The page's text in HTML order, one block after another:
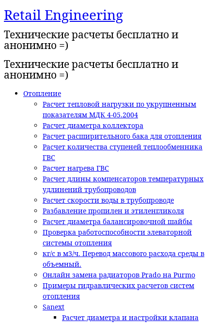
Перейти
к
содержимому
Retail Engineering
Технические расчеты бесплатно и
анонимно =)
Технические расчеты бесплатно и
анонимно =)
Отопление
Расчет тепловой нагрузки по укрупненным
показателям МДК 4-05.2004
Расчет диаметра коллектора
Расчет расширительного бака для отопления
Расчет количества ступеней теплообменника
ГВС
Расчет нагрева ГВС
Расчет длины компенсаторов температурных
удлинений трубопроводов
Расчет скорости воды в трубопроводе
Разбавление пропилен и этиленгликоля
Расчет диаметра балансировочной шайбы
Проверка работоспособности элеваторной
системы отопления
кг/с в м3/ч. Перевод массового расхода среды в
объемный.
Онлайн замена радиаторов Prado на Purmo
Примеры гидравлических расчетов систем
отопления
Sanext
Расчет диаметра и настройки клапана